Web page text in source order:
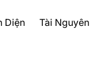
Diện Tài Nguyên